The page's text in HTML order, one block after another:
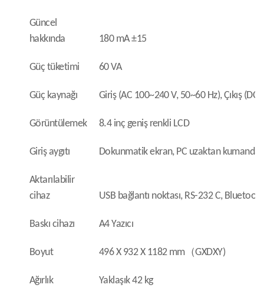
Güncel
hakkında
180 mA ±15
Güç tüketimi 60 VA
Güç kaynağı Giriş (AC 100~240 V, 50~60 Hz), Çıkış
Görüntülemek 8.4 inç geniş renkli LCD
Giriş aygıtı Dokunmatik ekran, PC uzaktan
Aktarılabilir
cihaz
USB bağlantı noktası, RS-232 C,
Baskı cihazı A4 Yazıcı
Boyut 496 X 932 X 1182 mm（GXDXY)
Ağırlık Yaklaşık 42 kg